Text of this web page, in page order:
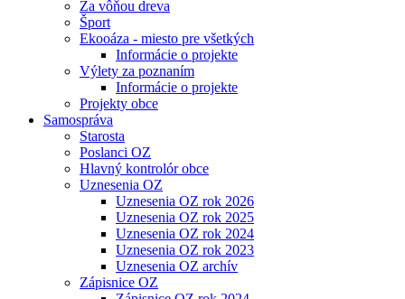
Za vôňou dreva
Šport
Ekooáza - miesto pre všetkých
Informácie o projekte
Výlety za poznaním
Informácie o projekte
Projekty obce
Samospráva
Starosta
Poslanci OZ
Hlavný kontrolór obce
Uznesenia OZ
Uznesenia OZ rok 2026
Uznesenia OZ rok 2025
Uznesenia OZ rok 2024
Uznesenia OZ rok 2023
Uznesenia OZ archív
Zápisnice OZ